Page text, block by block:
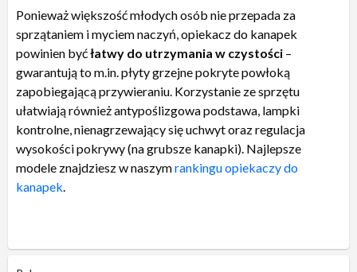
Ponieważ większość młodych osób nie przepada za
sprzątaniem i myciem naczyń, opiekacz do kanapek
powinien byćłatwy do utrzymania w czystości –
gwarantują to m.in. płyty grzejne pokryte powłoką
zapobiegającą przywieraniu. Korzystanie ze sprzętu
ułatwiają również antypoślizgowa podstawa, lampki
kontrolne, nienagrzewający się uchwyt oraz regulacja
wysokości pokrywy (na grubsze kanapki). Najlepsze
modele znajdziesz w naszymrankingu opiekaczy do
kanapek